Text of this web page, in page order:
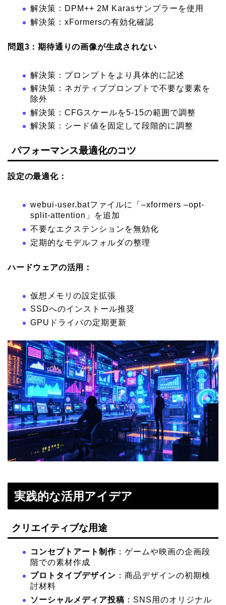
解決策：DPM++ 2M Karasサンプラーを使用
解決策：xFormersの有効化確認
問題3：期待通りの画像が生成されない
解決策：プロンプトをより具体的に記述
解決策：ネガティブプロンプトで不要な要素を
除外
解決策：CFGスケールを5-15の範囲で調整
解決策：シード値を固定して段階的に調整
パフォーマンス最適化のコツ
設定の最適化：
webui-user.batファイルに「–xformers –opt-
split-attention」を追加
不要なエクステンションを無効化
定期的なモデルフォルダの整理
ハードウェアの活用：
仮想メモリの設定拡張
SSDへのインストール推奨
GPUドライバの定期更新
実践的な活用アイデア
クリエイティブな用途
コンセプトアート制作 ：ゲームや映画の企画段
階での素材作成
プロトタイプデザイン ：商品デザインの初期検
討材料
ソーシャルメディア投稿 ：SNS用のオリジナル